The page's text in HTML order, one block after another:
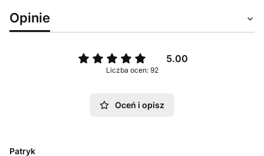
Opinie
5.00
Liczba ocen: 92
Oceń i opisz
Patryk